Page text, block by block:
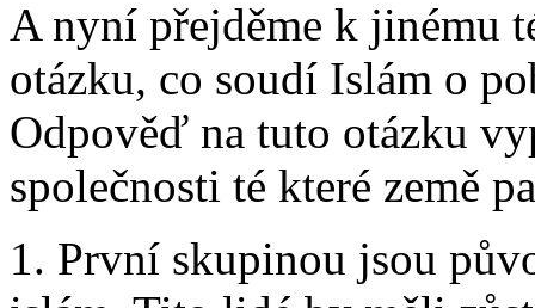
A nyní přejděme k jinému
otázku, co soudí Islám o
Odpověď na tuto otázku
společnosti té které země
1. První skupinou jsou